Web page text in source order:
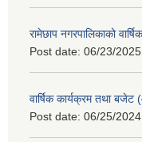
रामेछाप नगरपालिकाको
Post date: 06/23/
वार्षिक कार्यक्रम तथा
Post date: 06/25/